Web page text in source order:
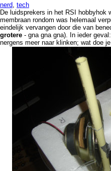
nerd tech
De luidsprekers in het RSI hobbyhok
membraan rondom was helemaal
eindelijk vervangen door die van
grotere - gna gna gna). In ieder
nergens meer naar klinken; wat doe